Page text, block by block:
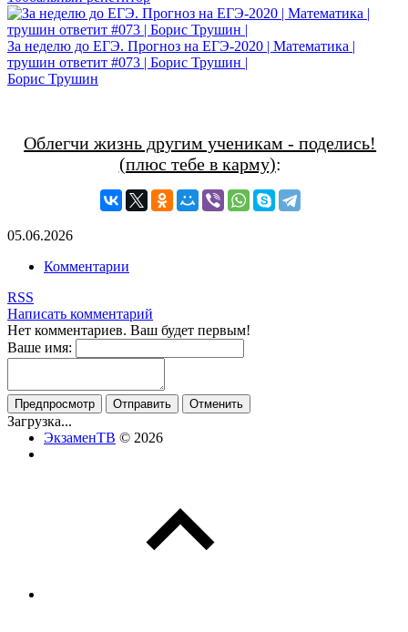
За неделю до ЕГЭ. Прогноз на ЕГЭ-2020 | Математика |
трушин ответит #073 | Борис Трушин |
Борис Трушин
Облегчи жизнь другим ученикам - поделись!
(плюс тебе в карму):
05.06.2026
Комментарии
RSS
Написать комментарий
Нет комментариев. Ваш будет первым!
Ваше имя:
Загрузка...
ЭкзаменТВ © 2026